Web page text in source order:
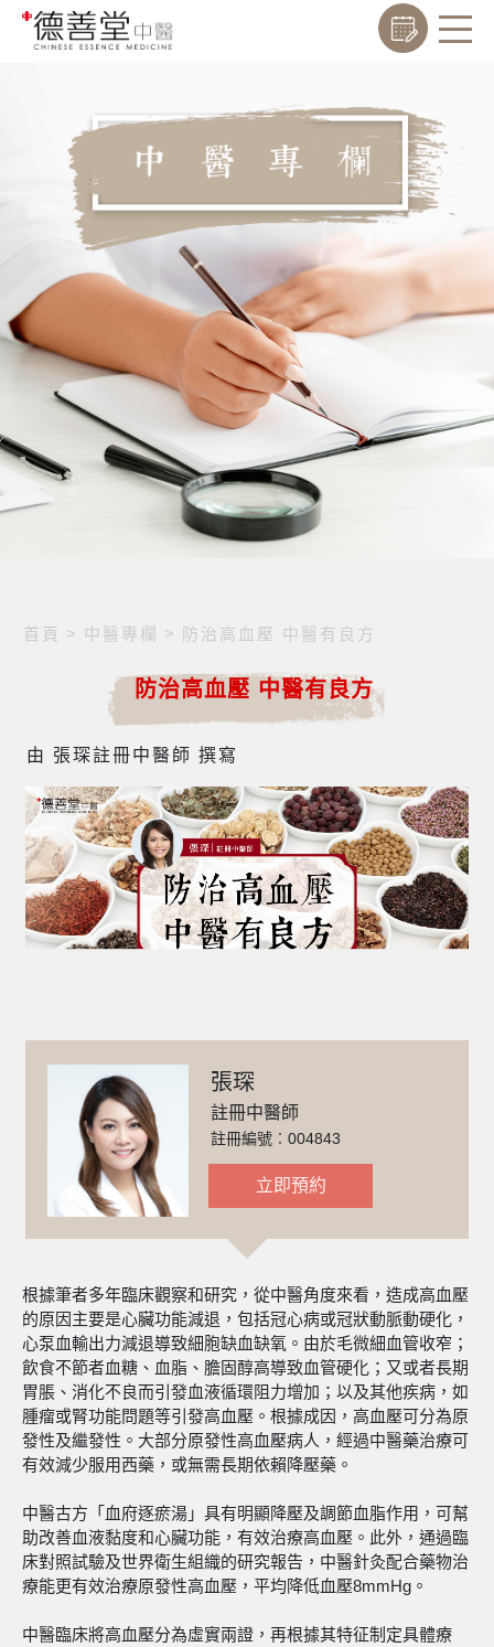
首頁 > 中醫專欄 > 防治高血壓 中醫有良方
防治高血壓 中醫有良方
由 張琛註冊中醫師 撰寫
張琛
註冊中醫師
註冊編號︰004843
立即預約
根據筆者多年臨床觀察和研究，從中醫角度來看，造成高血壓
的原因主要是心臟功能減退，包括冠心病或冠狀動脈動硬化，
心泵血輸出力減退導致細胞缺血缺氧。由於毛微細血管收窄；
飲食不節者血糖、血脂、膽固醇高導致血管硬化；又或者長期
胃脹、消化不良而引發血液循環阻力增加；以及其他疾病，如
腫瘤或腎功能問題等引發高血壓。根據成因，高血壓可分為原
發性及繼發性。大部分原發性高血壓病人，經過中醫藥治療可
有效減少服用西藥，或無需長期依賴降壓藥。
中醫古方「血府逐瘀湯」具有明顯降壓及調節血脂作用，可幫
助改善血液黏度和心臟功能，有效治療高血壓。此外，通過臨
床對照試驗及世界衛生組織的研究報告，中醫針灸配合藥物治
療能更有效治療原發性高血壓，平均降低血壓8mmHg。
中醫臨床將高血壓分為虛實兩證，再根據其特征制定具體療